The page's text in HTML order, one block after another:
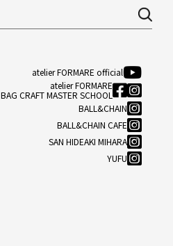
atelier FORMARE official
atelier FORMARE
BAG CRAFT MASTER SCHOOL
BALL&CHAIN
BALL&CHAIN CAFE
SAN HIDEAKI MIHARA
YUFU